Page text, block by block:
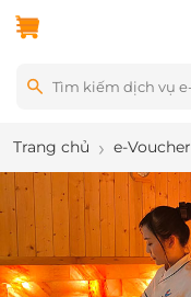
Trang chủ e-Voucher